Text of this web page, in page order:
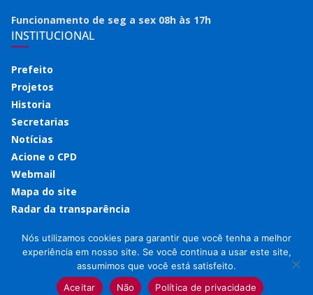
Funcionamento de seg a sex 08h às 17h
INSTITUCIONAL
Prefeito
Projetos
Historia
Secretarias
Notícias
Acione o CPD
Webmail
Mapa do site
Radar da transparência
Copyright © 2026Prefeitura de Paracambi. Todos os direitos
reservados.
Nós utilizamos cookies para garantir que você tenha a melhor
experiência em nosso site. Se você continua a usar este site,
assumimos que você está satisfeito.
Aceitar
Não Política de privacidade